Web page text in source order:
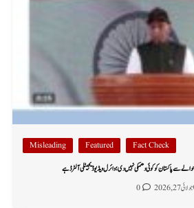
Fact Check
Featured
Misleading
سے پاکستان کو کوئی دھمکی نہیں دی؛ وائرل ویڈیو ڈیجیٹلی آلٹرڈ ہے
جولائی 27, 2026 0